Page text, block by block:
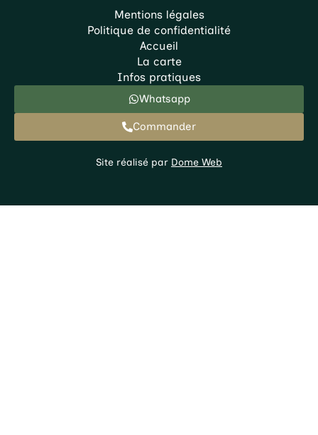
Commander
Whatsapp
Accueil
La carte
Infos pratiques
Mentions légales
Politique de confidentialité
Site réalisé par Dome Web